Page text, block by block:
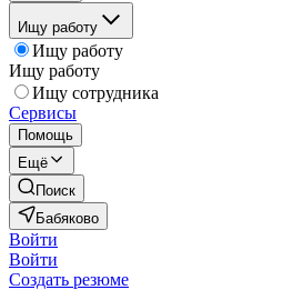
Ищу работу
Ищу работу
Ищу работу
Ищу сотрудника
Сервисы
Помощь
Ещё
Поиск
Бабяково
Войти
Войти
Создать резюме